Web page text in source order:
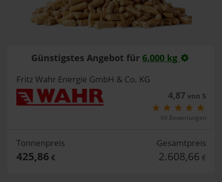
Günstigstes Angebot für 6.000 kg
Fritz Wahr Energie GmbH & Co. KG
4,87von 5
69 Bewertungen
Tonnenpreis
425,86 €
Gesamtpreis
2.608,66 €